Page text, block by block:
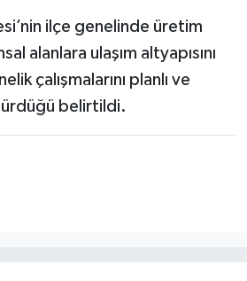
ilçe genelinde üretim
alanlara ulaşım altyapısını
çalışmalarını planlı ve
belirtildi.